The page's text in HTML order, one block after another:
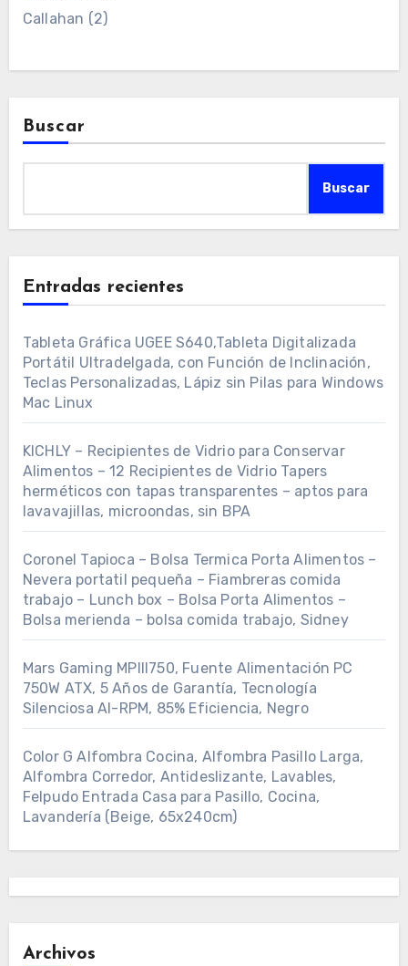
Callahan (2)
Buscar
Buscar
Entradas recientes
Tableta Gráfica UGEE S640,Tableta Digitalizada
Portátil Ultradelgada, con Función de Inclinación,
Teclas Personalizadas, Lápiz sin Pilas para Windows
Mac Linux
KICHLY – Recipientes de Vidrio para Conservar
Alimentos – 12 Recipientes de Vidrio Tapers
herméticos con tapas transparentes – aptos para
lavavajillas, microondas, sin BPA
Coronel Tapioca – Bolsa Termica Porta Alimentos –
Nevera portatil pequeña – Fiambreras comida
trabajo – Lunch box – Bolsa Porta Alimentos –
Bolsa merienda – bolsa comida trabajo, Sidney
Mars Gaming MPIII750, Fuente Alimentación PC
750W ATX, 5 Años de Garantía, Tecnología
Silenciosa AI-RPM, 85% Eficiencia, Negro
Color G Alfombra Cocina, Alfombra Pasillo Larga,
Alfombra Corredor, Antideslizante, Lavables,
Felpudo Entrada Casa para Pasillo, Cocina,
Lavandería (Beige, 65x240cm)
Archivos